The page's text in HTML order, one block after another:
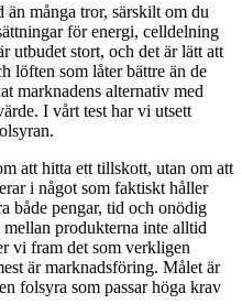
många tror, särskilt om du
för energi, celldelning
utbudet stort, och det är lätt att
löften som låter bättre än de
marknadens alternativ med
I vårt test har vi utsett
att hitta ett tillskott, utan om att
i något som faktiskt håller
både pengar, tid och onödig
produkterna inte alltid
vi fram det som verkligen
är marknadsföring. Målet är
folsyra som passar höga krav